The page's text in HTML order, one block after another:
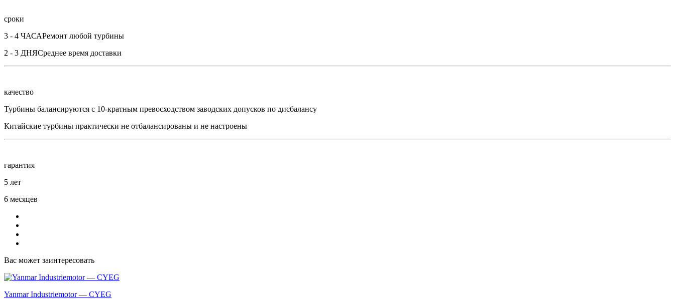
сроки
3 - 4 ЧАСАРемонт любой турбины
2 - 3 ДНЯСреднее время доставки
качество
Турбины балансируются с 10-кратным превосходством заводских допусков по дисбалансу
Китайские турбины практически не отбалансированы и не настроены
гарантия
5 лет
6 месяцев
Вас может заинтересовать
Yanmar Industriemotor — CYEG